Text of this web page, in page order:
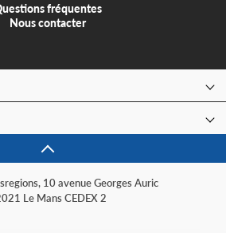
fréquentes
Nous contacter
10 avenue Georges Auric
Le Mans CEDEX 2